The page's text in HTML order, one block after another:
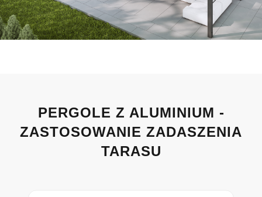
PERGOLE Z ALUMINIUM -
ZASTOSOWANIE ZADASZENIA
TARASU